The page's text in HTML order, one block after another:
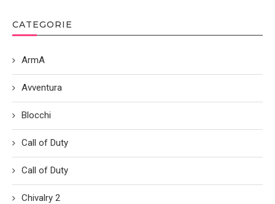
CATEGORIE
ArmA
Avventura
Blocchi
Call of Duty
Call of Duty
Chivalry 2